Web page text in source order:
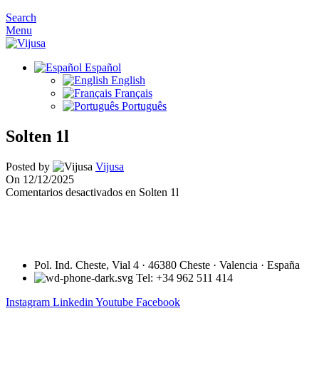
Search
Menu
Español
English
Français
Português
Solten 1l
Posted by
Vijusa
On 12/12/2025
Comentarios desactivados en Solten 1l
Pol. Ind. Cheste, Vial 4 · 46380 Cheste · Valencia · España
Tel: +34 962 511 414
Instagram Linkedin Youtube Facebook